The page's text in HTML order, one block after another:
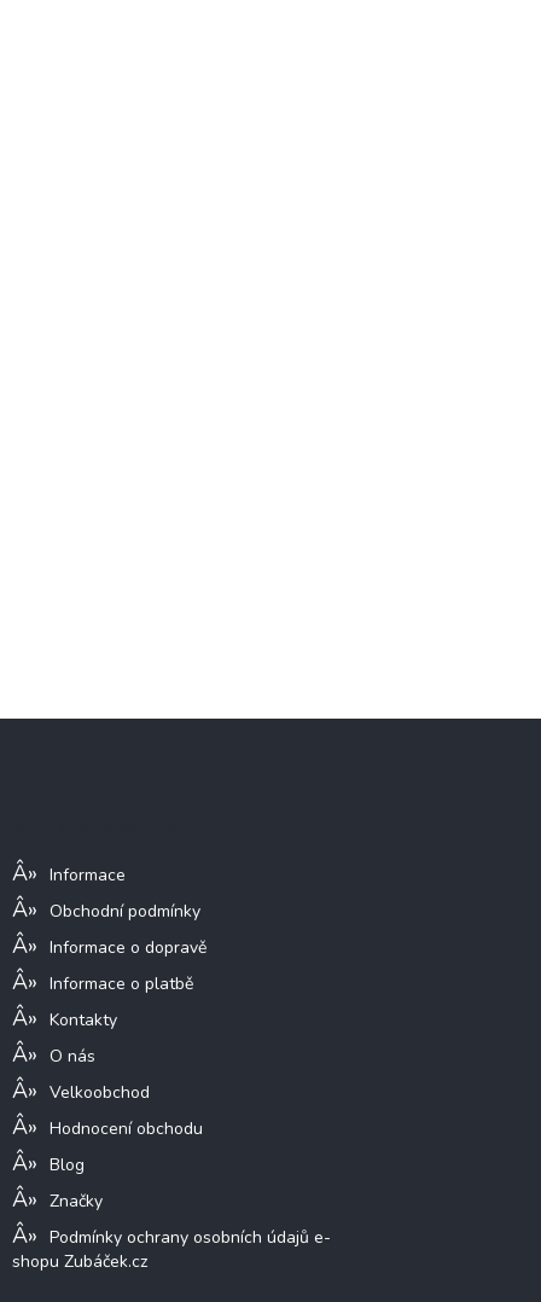
Informace
Obchodní podmínky
Informace o dopravě
Informace o platbě
Kontakty
O nás
Velkoobchod
Hodnocení obchodu
Blog
Značky
Podmínky ochrany osobních údajů e-
shopu Zubáček.cz